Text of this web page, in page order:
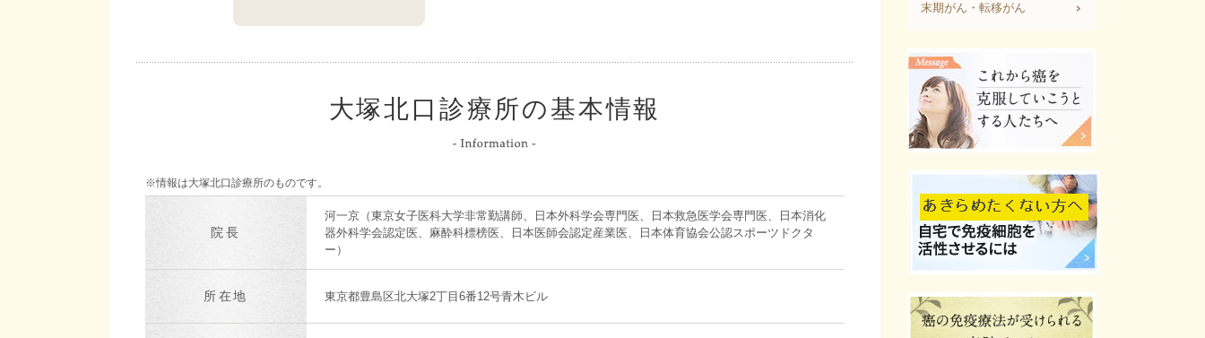
大塚北口診療所の基本情報
※情報は大塚北口診療所のものです。
院長
河一京（東京女子医科大学非常勤講師、日本外科学会専門医、日本救急医学会専門医、日本消化
器外科学会認定医、麻酔科標榜医、日本医師会認定産業医、日本体育協会公認スポーツドクタ
ー）
所在地 東京都豊島区北大塚2丁目6番12号青木ビル
末期がん・転移がん